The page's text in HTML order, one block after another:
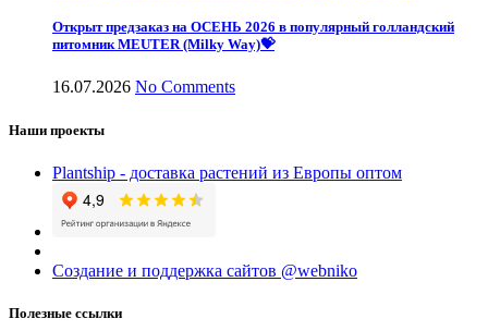
Открыт предзаказ на ОСЕНЬ 2026 в популярный голландский
питомник MEUTER (Milky Way)💝
16.07.2026 No Comments
Наши проекты
Plantship - доставка растений из Европы оптом
Создание и поддержка сайтов @webniko
Полезные ссылки